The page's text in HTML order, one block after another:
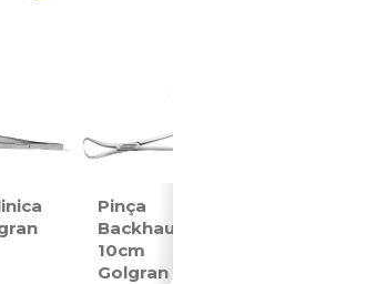
Pinça
Backhaus
10cm
Golgran